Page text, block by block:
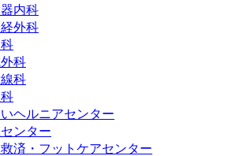
内科
外科
科
科
ヘルニアセンター
ンター
済・フットケアセンター